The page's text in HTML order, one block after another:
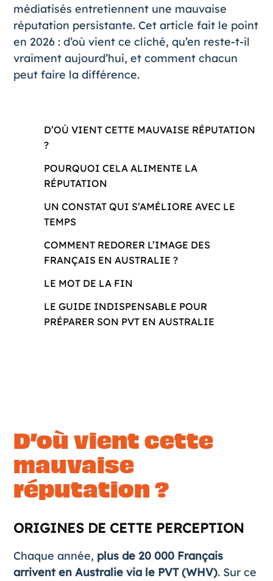
médiatisés entretiennent une mauvaise
réputation persistante. Cet article fait le point
en 2026 : d’où vient ce cliché, qu’en reste-t-il
vraiment aujourd’hui, et comment chacun
peut faire la différence.
D’OÙ VIENT CETTE MAUVAISE RÉPUTATION
?
POURQUOI CELA ALIMENTE LA
RÉPUTATION
UN CONSTAT QUI S’AMÉLIORE AVEC LE
TEMPS
COMMENT REDORER L’IMAGE DES
FRANÇAIS EN AUSTRALIE ?
LE MOT DE LA FIN
LE GUIDE INDISPENSABLE POUR
PRÉPARER SON PVT EN AUSTRALIE
D’où vient cette
mauvaise
réputation ?
ORIGINES DE CETTE PERCEPTION
Chaque année, plus de 20 000 Français
arrivent en Australie via le PVT (WHV). Sur ce